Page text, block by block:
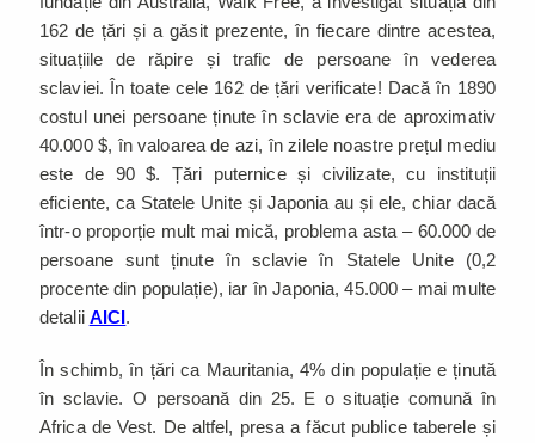
162 de țări și a găsit prezente, în fiecare dintre acestea,
situațiile de răpire și trafic de persoane în vederea
sclaviei. În toate cele 162 de țări verificate! Dacă în 1890
costul unei persoane ținute în sclavie era de aproximativ
40.000 $, în valoarea de azi, în zilele noastre prețul mediu
este de 90 $. Țări puternice și civilizate, cu instituții
eficiente, ca Statele Unite și Japonia au și ele, chiar dacă
într-o proporție mult mai mică, problema asta – 60.000 de
persoane sunt ținute în sclavie în Statele Unite (0,2
procente din populație), iar în Japonia, 45.000 – mai multe
detalii AICI.
În schimb, în țări ca Mauritania, 4% din populație e ținută
în sclavie. O persoană din 25. E o situație comună în
Africa de Vest. De altfel, presa a făcut publice taberele și